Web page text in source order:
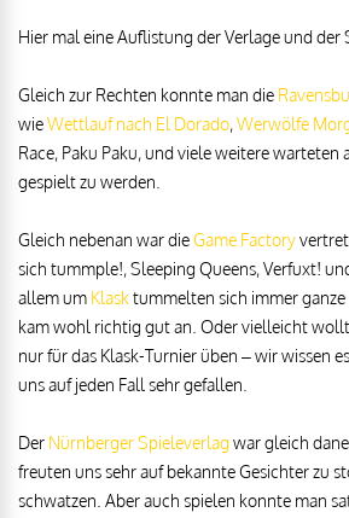
Hier mal eine Auflistung der Verlage und der
Gleich zur Rechten konnte man die
wieWettlauf nach El Dorado,Werwölfe
Race, Paku Paku, und viele weitere warteten
gespielt zu werden.
Gleich nebenan war dieGame Factory
sich tummple!, Sleeping Queens, Verfuxt!
allem um Klasktummelten sich immer
kam wohl richtig gut an. Oder vielleicht
nur für das Klask-Turnier üben – wir wissen
uns auf jeden Fall sehr gefallen.
Der Nürnberger Spieleverlag war gleich
freuten uns sehr auf bekannte Gesichter zu
schwatzen. Aber auch spielen konnte man